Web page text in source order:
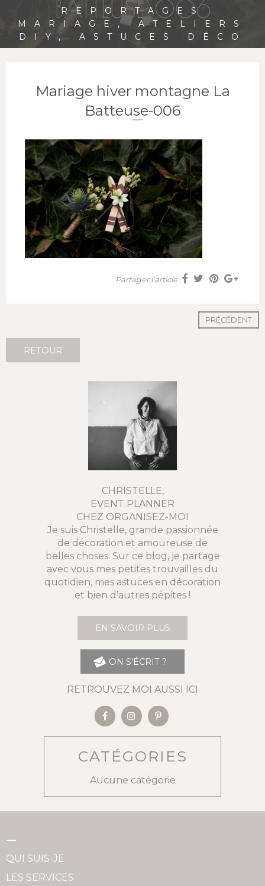
BATTEUSE-006
REPORTAGES
MARIAGE, ATELIERS
DIY, ASTUCES DÉCO
Mariage hiver montagne La
Batteuse-006
Partager l'article
PRÉCÉDENT
RETOUR
CHRISTELLE,
EVENT PLANNER
CHEZ ORGANISEZ-MOI
Je suis Christelle, grande passionnée
de décoration et amoureuse de
belles choses. Sur ce blog, je partage
avec vous mes petites trouvailles du
quotidien, mes astuces en décoration
et bien d’autres pépites !
EN SAVOIR PLUS
ON S'ÉCRIT ?
RETROUVEZ MOI AUSSI ICI
CATÉGORIES
Aucune catégorie
QUI SUIS-JE
LES SERVICES